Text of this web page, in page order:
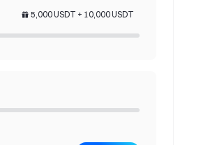
5,000USDT + 10,000USDT